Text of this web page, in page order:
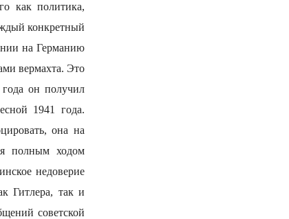
как политика,
конкретный
на Германию
вермахта. Это
он получил
1941 года.
она на
полным ходом
недоверие
Гитлера, так и
советской